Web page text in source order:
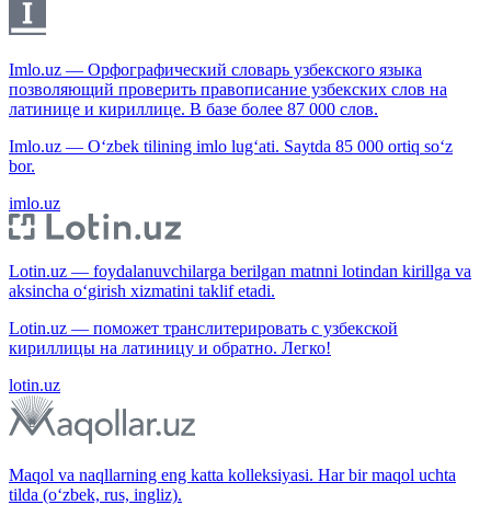
Imlo.uz — Орфографический словарь узбекского языка
позволяющий проверить правописание узбекских слов на
латинице и кириллице. В базе более 87 000 слов.
Imlo.uz — O‘zbek tilining imlo lug‘ati. Saytda 85 000 ortiq so‘z
bor.
imlo.uz
Lotin.uz — foydalanuvchilarga berilgan matnni lotindan kirillga va
aksincha o‘girish xizmatini taklif etadi.
Lotin.uz — поможет транслитерировать с узбекской
кириллицы на латиницу и обратно. Легко!
lotin.uz
Maqol va naqllarning eng katta kolleksiyasi. Har bir maqol uchta
tilda (o‘zbek, rus, ingliz).